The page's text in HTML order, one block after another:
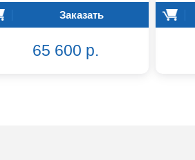
Заказать
65 600 р.